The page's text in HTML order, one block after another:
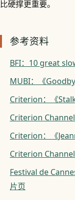
比硬撑更重要。
参考资料
BFI：10 great
MUBI：《
Criterion：《
Criterion
Criterion：《
Criterion
Festival de
片页